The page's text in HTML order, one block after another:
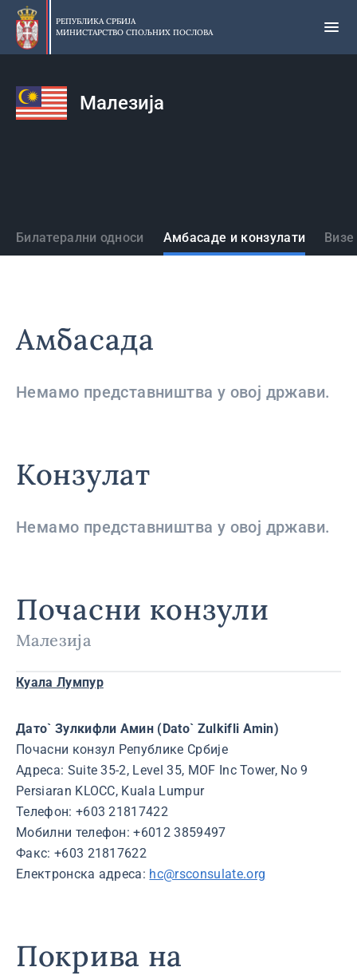
Прескочи
главни
део
РЕПУБЛИКА СРБИЈА
МИНИСТАРСТВО СПОЉНИХ ПОСЛОВА
Малезија
Државе
Билатерални односи Амбасаде и конзулати
Амбасада
Немамо представништва у овој држави.
Конзулат
Немамо представништва у овој држави.
Почасни конзули
Малезија
Куала Лумпур
Дато` Зулкифли Амин (Dato` Zulkifli Amin)
Почасни конзул Републике Србије
Адреса: Suite 35-2, Level 35, MOF Inc Tower, No 9
Persiaran KLOCC, Kuala Lumpur
Телефон: +603 21817422
Мобилни телефон: +6012 3859497
Факс: +603 21817622
Електронска адреса: hc@rsconsulate.org
Покрива на